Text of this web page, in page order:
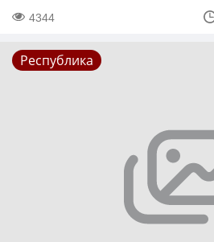
4344
Республика